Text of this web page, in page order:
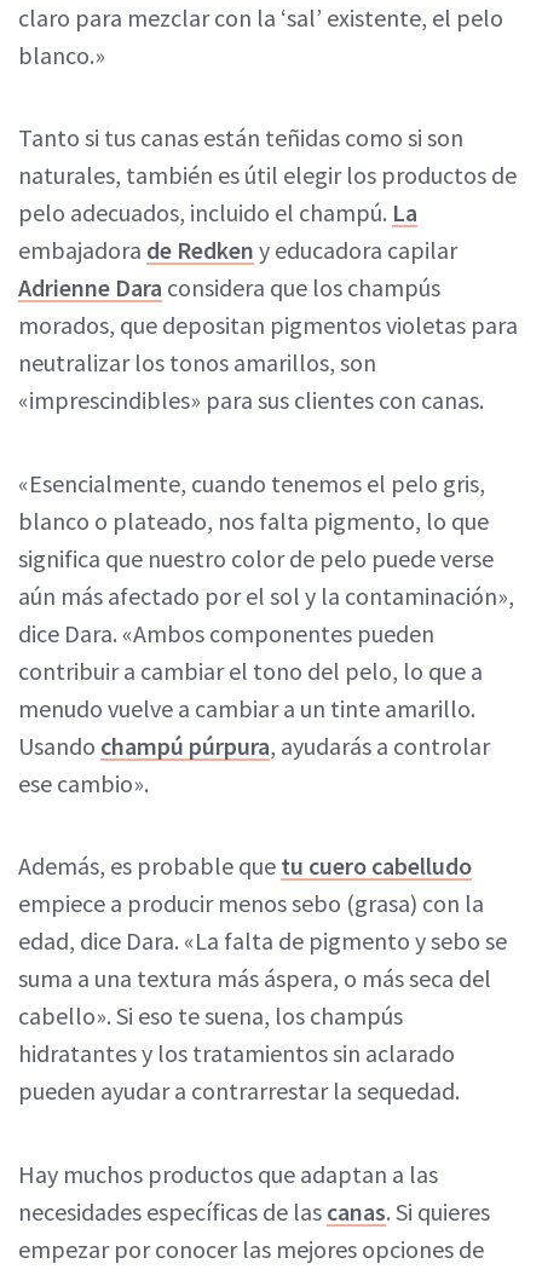
claro para mezclar con la ‘sal’ existente, el pelo
blanco.»
Tanto si tus canas están teñidas como si son
naturales, también es útil elegir los productos de
pelo adecuados, incluido el champú. La
embajadora de Redken y educadora capilar
Adrienne Dara considera que los champús
morados, que depositan pigmentos violetas para
neutralizar los tonos amarillos, son
«imprescindibles» para sus clientes con canas.
«Esencialmente, cuando tenemos el pelo gris,
blanco o plateado, nos falta pigmento, lo que
significa que nuestro color de pelo puede verse
aún más afectado por el sol y la contaminación»,
dice Dara. «Ambos componentes pueden
contribuir a cambiar el tono del pelo, lo que a
menudo vuelve a cambiar a un tinte amarillo.
Usando champú púrpura, ayudarás a controlar
ese cambio».
Además, es probable que tu cuero cabelludo
empiece a producir menos sebo (grasa) con la
edad, dice Dara. «La falta de pigmento y sebo se
suma a una textura más áspera, o más seca del
cabello». Si eso te suena, los champús
hidratantes y los tratamientos sin aclarado
pueden ayudar a contrarrestar la sequedad.
Hay muchos productos que adaptan a las
necesidades específicas de las canas. Si quieres
empezar por conocer las mejores opciones de